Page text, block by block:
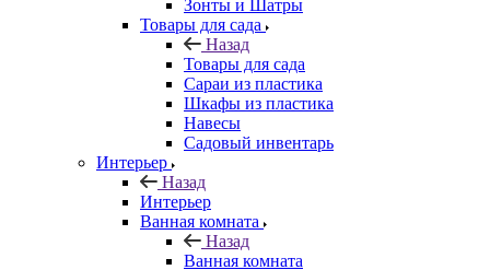
Зонты и Шатры
Товары для сада
Назад
Товары для сада
Сараи из пластика
Шкафы из пластика
Навесы
Садовый инвентарь
Интерьер
Назад
Интерьер
Ванная комната
Назад
Ванная комната